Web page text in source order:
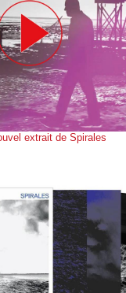
extrait de Spirales